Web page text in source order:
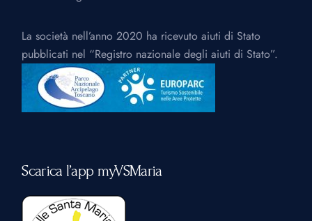
La società nell’anno 2020 ha ricevuto aiuti di Stato
pubblicati nel “Registro nazionale degli aiuti di Stato”.
Scarica l’app myVSMaria